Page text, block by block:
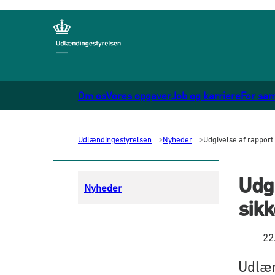
Om osVores opgaverJob og karriereFor
Udlændingestyrelsen Nyheder Udgivelse af
Nyheder